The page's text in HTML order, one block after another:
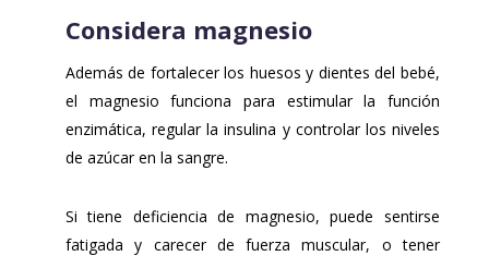
Considera magnesio
Además de fortalecer los huesos y dientes del bebé,
el magnesio funciona para estimular la función
enzimática, regular la insulina y controlar los niveles
de azúcar en la sangre.
Si tiene deficiencia de magnesio, puede sentirse
fatigada y carecer de fuerza muscular, o tener